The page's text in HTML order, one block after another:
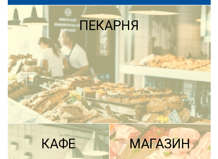
ПЕКАРНЯ
КАФЕ МАГАЗИН